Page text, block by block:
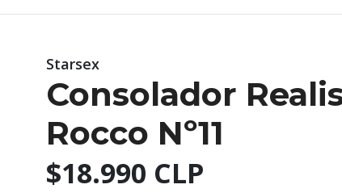
Starsex
Consolador
Rocco Nº11
$18.990 CLP